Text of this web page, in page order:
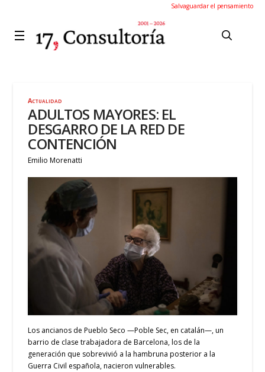
Salvaguardar el pensamiento
Actualidad
ADULTOS MAYORES: EL
DESGARRO DE LA RED DE
CONTENCIÓN
Emilio Morenatti
Los ancianos de Pueblo Seco —Poble Sec, en catalán—, un
barrio de clase trabajadora de Barcelona, los de la
generación que sobrevivió a la hambruna posterior a la
Guerra Civil española, nacieron vulnerables.